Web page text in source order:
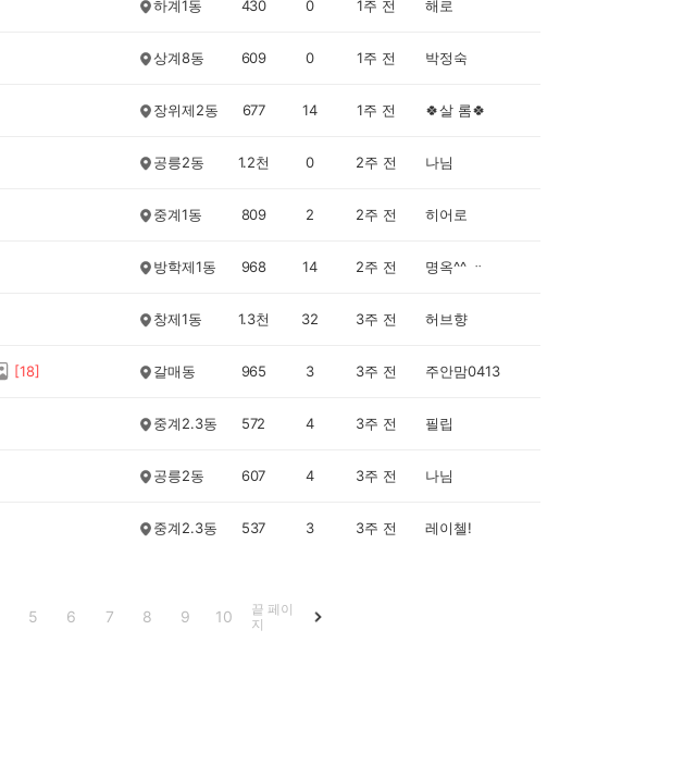
하계1동 430 0 1주 전 해로
상계8동 609 0 1주 전 박정숙
장위제2동 677 14 1주 전 🍀살 롬🍀
공릉2동 1.2천 0 2주 전 나님
중계1동 809 2 2주 전 히어로
방학제1동 968 14 2주 전 명옥^^ ᆢ
창제1동 1.3천 32 3주 전 허브향
[18] 갈매동 965 3 3주 전 주안맘0413
중계2.3동 572 4 3주 전 필립
공릉2동 607 4 3주 전 나님
중계2.3동 537 3 3주 전 레이첼!
5 6 7 8 9 10
끝 페이
지